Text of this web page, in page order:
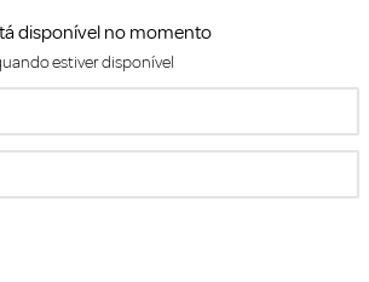
disponível no momento
estiver disponível